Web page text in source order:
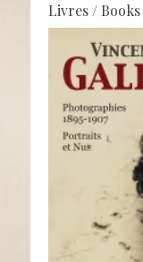
Livres / Books